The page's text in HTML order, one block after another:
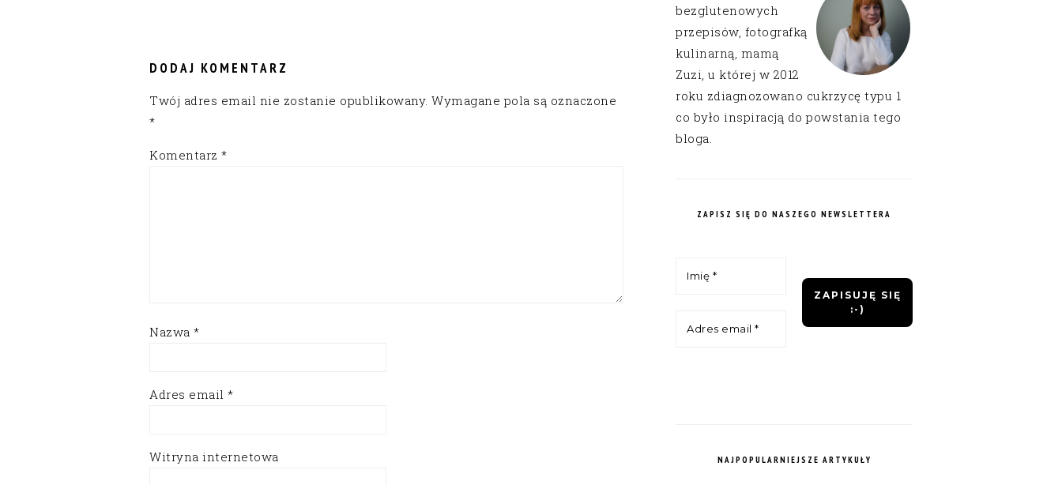
DODAJ KOMENTARZ
Twój adres email nie zostanie opublikowany. Wymagane pola są oznaczone
*
Komentarz *
Nazwa *
Adres email *
Witryna internetowa
bezglutenowych
przepisów, fotografką
kulinarną, mamą
Zuzi, u której w 2012
roku zdiagnozowano cukrzycę typu 1
co było inspiracją do powstania tego
bloga.
ZAPISZ SIĘ DO NASZEGO NEWSLETTERA
NAJPOPULARNIEJSZE ARTYKUŁY